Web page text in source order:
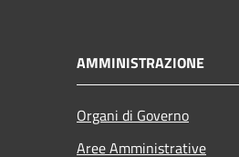
AMMINISTRAZIONE
Organi di Governo
Aree Amministrative